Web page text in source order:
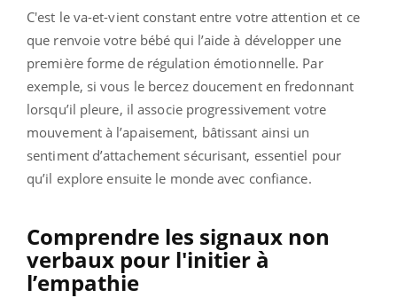
C'est le va-et-vient constant entre votre attention et ce
que renvoie votre bébé qui l’aide à développer une
première forme de régulation émotionnelle. Par
exemple, si vous le bercez doucement en fredonnant
lorsqu’il pleure, il associe progressivement votre
mouvement à l’apaisement, bâtissant ainsi un
sentiment d’attachement sécurisant, essentiel pour
qu’il explore ensuite le monde avec confiance.
Comprendre les signaux non
verbaux pour l'initier à
l’empathie